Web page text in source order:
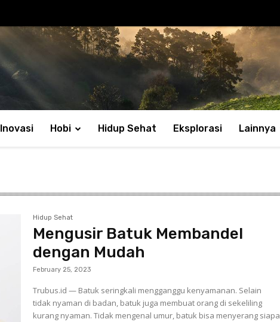
Inovasi Hobi Hidup Sehat Eksplorasi Lainnya
Hidup Sehat
Mengusir Batuk Membandel
dengan Mudah
February 25, 2023
Trubus.id — Batuk seringkali mengganggu kenyamanan. Selain
tidak nyaman di badan, batuk juga membuat orang di sekeliling
kurang nyaman. Tidak mengenal umur, batuk bisa menyerang siapa